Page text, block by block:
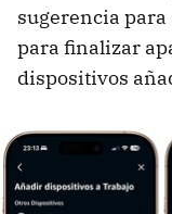
sugerencia
para finalizar
dispositivos